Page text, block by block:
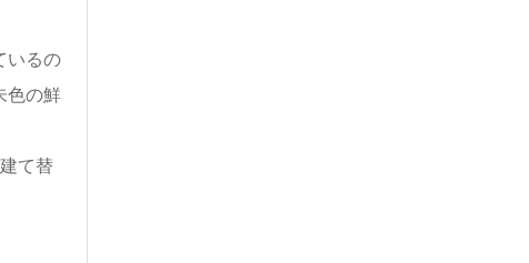
いるの
色の鮮
て替